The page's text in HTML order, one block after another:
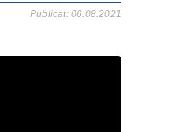
Publicat: 06.08.2021